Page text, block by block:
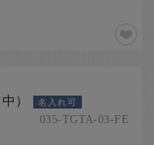
） 名入れ可
035-TGTA-03-FE